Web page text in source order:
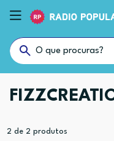
2 de 2 produtos